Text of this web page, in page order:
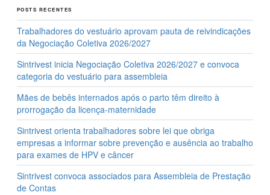
POSTS RECENTES
Trabalhadores do vestuário aprovam pauta de reivindicações
da Negociação Coletiva 2026/2027
Sintrivest inicia Negociação Coletiva 2026/2027 e convoca
categoria do vestuário para assembleia
Mães de bebês internados após o parto têm direito à
prorrogação da licença-maternidade
Sintrivest orienta trabalhadores sobre lei que obriga
empresas a informar sobre prevenção e ausência ao trabalho
para exames de HPV e câncer
Sintrivest convoca associados para Assembleia de Prestação
de Contas